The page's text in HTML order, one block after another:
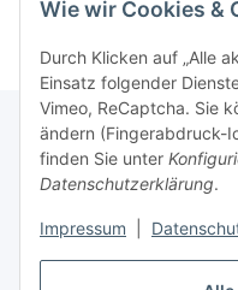
Wie wir Cookies &
Durch Klicken auf „Alle
Einsatz folgender
Vimeo, ReCaptcha. Sie
ändern (Fingerabdruck-
finden Sie unter
Datenschutzerklärung.
Impressum
Artikel im Warenkorb
Informationen
Gesetzliche Informationen